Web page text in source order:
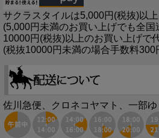
サクラスタイルは5,000円(税抜)以
(5,000円未満のお買い上げでも全国
10000円(税抜)以上のお買い上げで
(税抜10000円未満の場合手数料300
佐川急便、クロネコヤマト、一部